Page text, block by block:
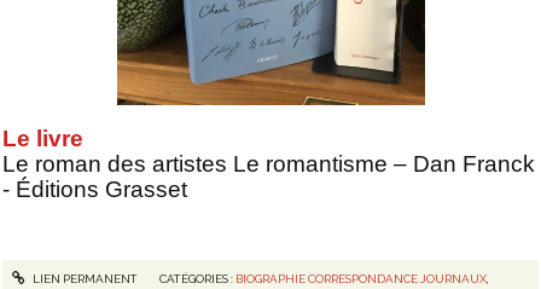
Le livre
Le roman des artistes Le romantisme – Dan Franck
- Éditions Grasset
LIEN PERMANENT CATÉGORIES : BIOGRAPHIE CORRESPONDANCE JOURNAUX,